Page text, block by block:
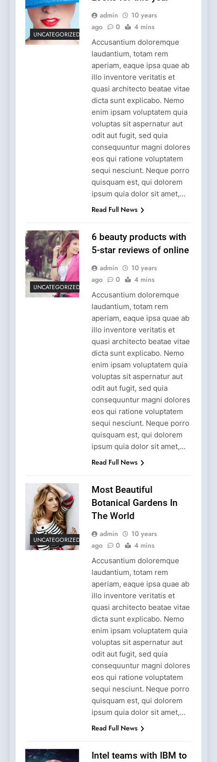
UNCATEGORIZED
admin
10 years
ago
0 4 mins
Accusantium doloremque
laudantium, totam rem
aperiam, eaque ipsa quae ab
illo inventore veritatis et
quasi architecto beatae vitae
dicta sunt explicabo. Nemo
enim ipsam voluptatem quia
voluptas sit aspernatur aut
odit aut fugit, sed quia
consequuntur magni dolores
eos qui ratione voluptatem
sequi nesciunt. Neque porro
quisquam est, qui dolorem
ipsum quia dolor sit amet,...
Read Full News
UNCATEGORIZED
6 beauty products with
5-star reviews of online
admin
10 years
ago
0 4 mins
Accusantium doloremque
laudantium, totam rem
aperiam, eaque ipsa quae ab
illo inventore veritatis et
quasi architecto beatae vitae
dicta sunt explicabo. Nemo
enim ipsam voluptatem quia
voluptas sit aspernatur aut
odit aut fugit, sed quia
consequuntur magni dolores
eos qui ratione voluptatem
sequi nesciunt. Neque porro
quisquam est, qui dolorem
ipsum quia dolor sit amet,...
Read Full News
UNCATEGORIZED
Most Beautiful
Botanical Gardens In
The World
admin
10 years
ago
0 4 mins
Accusantium doloremque
laudantium, totam rem
aperiam, eaque ipsa quae ab
illo inventore veritatis et
quasi architecto beatae vitae
dicta sunt explicabo. Nemo
enim ipsam voluptatem quia
voluptas sit aspernatur aut
odit aut fugit, sed quia
consequuntur magni dolores
eos qui ratione voluptatem
sequi nesciunt. Neque porro
quisquam est, qui dolorem
ipsum quia dolor sit amet,...
Read Full News
Intel teams with IBM to